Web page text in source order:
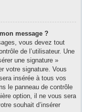
message ?
vous devez tout
de l’utilisateur. Une
une signature »
votre signature. Vous
insérée à tous vos
le panneau de contrôle
option, il ne vous sera
souhait d’insérer